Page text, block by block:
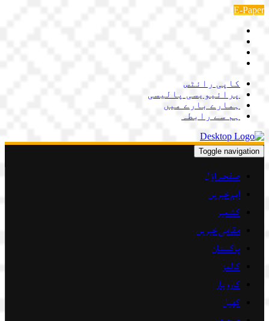
Skip
content
E-Paper
کاپی رائٹس
پرائیویسی پالیسی
ہمارے بارے میں
ہم سے رابطہ
Toggle navigation
صفحہ اوّل
اہم خبریں
کشمیر
مقامی خبریں
پاکستان
کالمز
کاروبار
کھیل